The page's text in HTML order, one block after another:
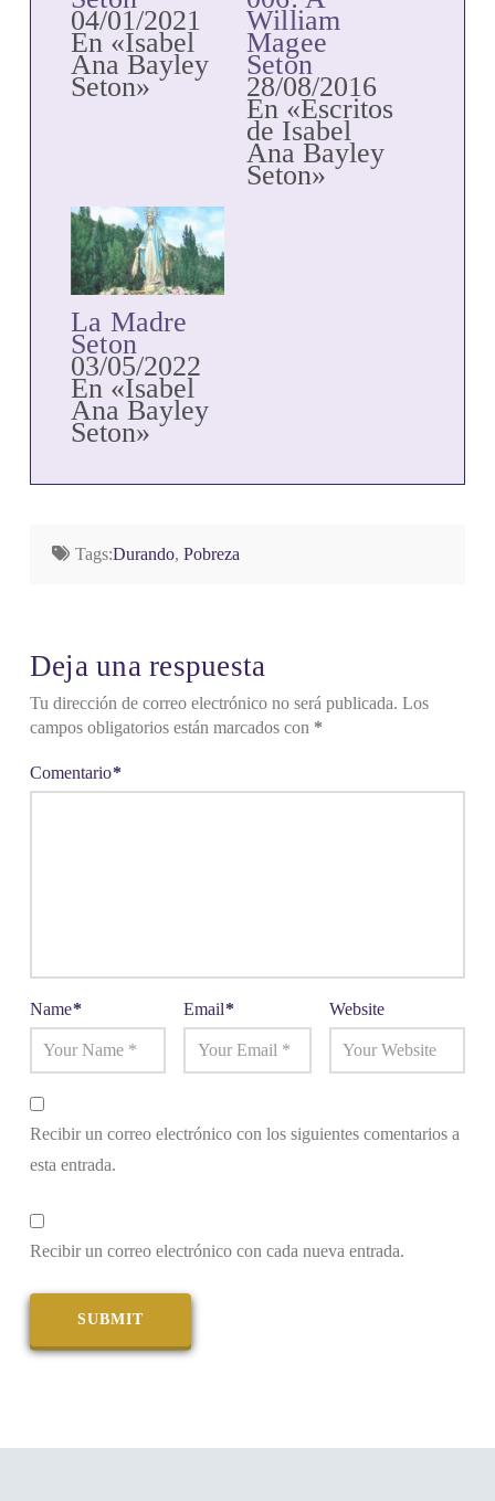
04/01/2021
En «Isabel
Ana Bayley
Seton»
William
Magee
Seton
28/08/2016
En «Escritos
de Isabel
Ana Bayley
Seton»
La Madre
Seton
03/05/2022
En «Isabel
Ana Bayley
Seton»
Tags:Durando, Pobreza
Deja una respuesta
Tu dirección de correo electrónico no será publicada. Los
campos obligatorios están marcados con *
Comentario*
Name* Email* Website
Recibir un correo electrónico con los siguientes comentarios a
esta entrada.
Recibir un correo electrónico con cada nueva entrada.